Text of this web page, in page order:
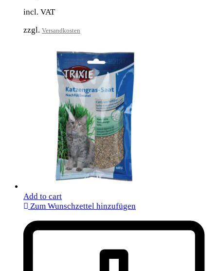
incl. VAT
zzgl. Versandkosten
Add to cart
Zum Wunschzettel hinzufügen